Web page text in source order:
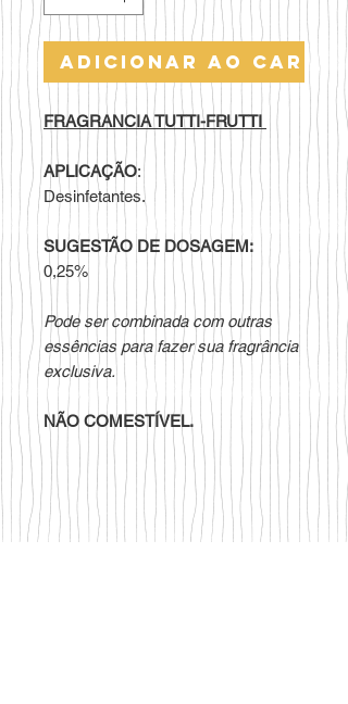
Adicionar ao
FRAGRANCIA TUTTI-FRUTTI
APLICAÇÃO:
Desinfetantes.
SUGESTÃO DE DOSAGEM:
0,25%
Pode ser combinada com outras
essências para fazer sua fragrância
exclusiva.
NÃO COMESTÍVEL.